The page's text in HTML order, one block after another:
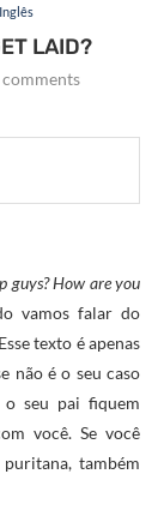
LAID?
guys? How are you
vamos falar do
texto é apenas
não é o seu caso
seu pai fiquem
você. Se você
também